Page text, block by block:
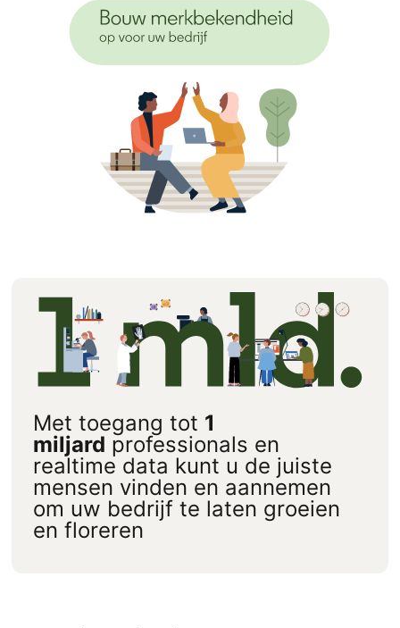
Met toegang tot 1
miljard professionals en
realtime data kunt u de juiste
mensen vinden en aannemen
om uw bedrijf te laten groeien
en floreren